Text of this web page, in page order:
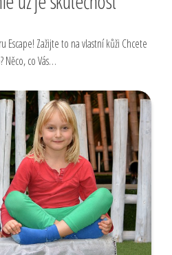
Escape! Zažijte to na vlastní kůži Chcete
Něco, co Vás…